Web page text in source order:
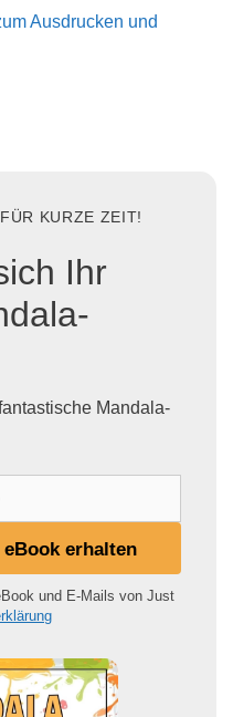
Ausdrucken und
KURZE ZEIT!
Ihr
Mandala-
erhalten
und E-Mails von Just